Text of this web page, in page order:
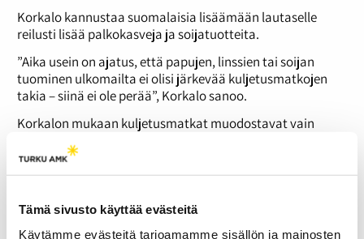
Tämä sivusto käyttää evästeitä
Käytämme evästeitä tarjoamamme sisällön ja mainosten
Korkalo kannustaa suomalaisia lisäämään lautaselle
reilusti lisää palkokasveja ja soijatuotteita.
”Aika usein on ajatus, että papujen, linssien tai soijan
tuominen ulkomailta ei olisi järkevää kuljetusmatkojen
takia – siinä ei ole perää”, Korkalo sanoo.
Korkalon mukaan kuljetusmatkat muodostavat vain
pienen osuuden kokonaisympäristökuormituksesta.
Syömällä palkokasveja ja soijaa saavutetaan myös
suuremmat hyödyt kuin siinä tapauksessa, että se
Palkokasvien ja soijan lisäksi Korkalo suosittelee